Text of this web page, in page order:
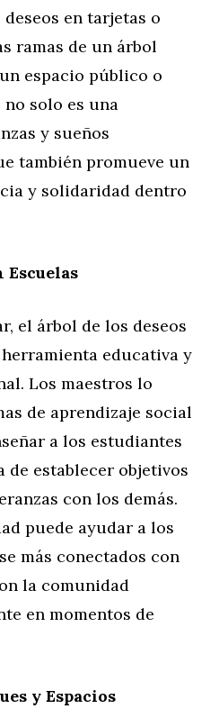
en tarjetas o
ramas de un árbol
espacio público o
solo es una
y sueños
también promueve un
y solidaridad dentro
el árbol de los deseos
educativa y
Los maestros lo
de aprendizaje social
a los estudiantes
de establecer objetivos
con los demás.
puede ayudar a los
más conectados con
la comunidad
en momentos de
y Espacios